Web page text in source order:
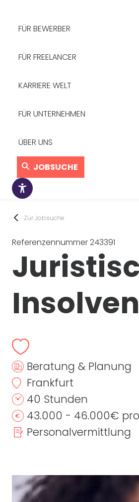
FÜR BEWERBER
FÜR FREELANCER
KARRIERE WELT
FÜR UNTERNEHMEN
ÜBER UNS
JOBSUCHE
Zur Jobsuche
Referenzennummer 243391
Beratung & Planung
Frankfurt
40 Stunden
43.000 - 46.000€
Personalvermittlung